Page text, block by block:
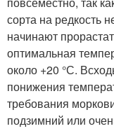
сорта на редкость
начинают
оптимальная
около +20 °С.
понижения
требования
подзимний или